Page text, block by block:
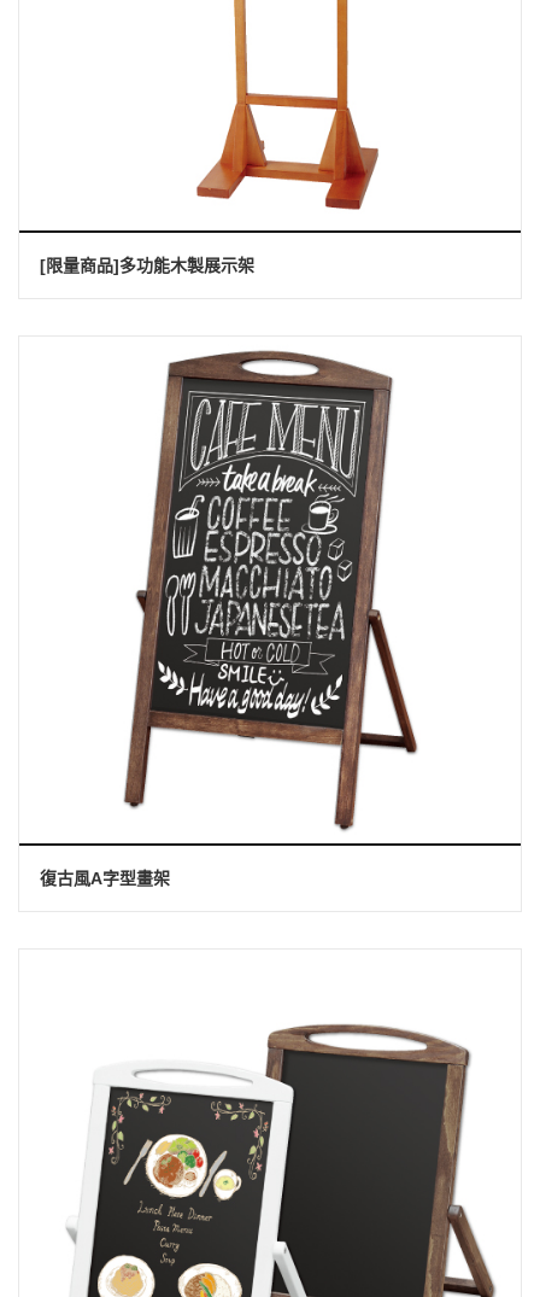
[限量商品]多功能木製展示架
復古風A字型畫架